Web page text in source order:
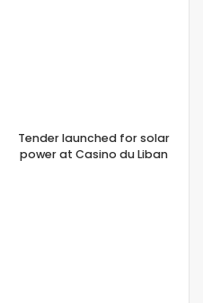
Tender launched for solar
power at Casino du Liban